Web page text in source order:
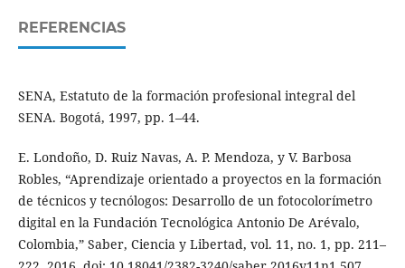
REFERENCIAS
SENA, Estatuto de la formación profesional integral del
SENA. Bogotá, 1997, pp. 1–44.
E. Londoño, D. Ruiz Navas, A. P. Mendoza, y V. Barbosa
Robles, “Aprendizaje orientado a proyectos en la formación
de técnicos y tecnólogos: Desarrollo de un fotocolorímetro
digital en la Fundación Tecnológica Antonio De Arévalo,
Colombia,” Saber, Ciencia y Libertad, vol. 11, no. 1, pp. 211–